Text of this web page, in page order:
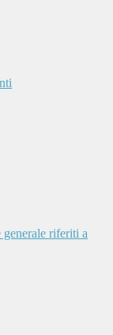
riferiti a